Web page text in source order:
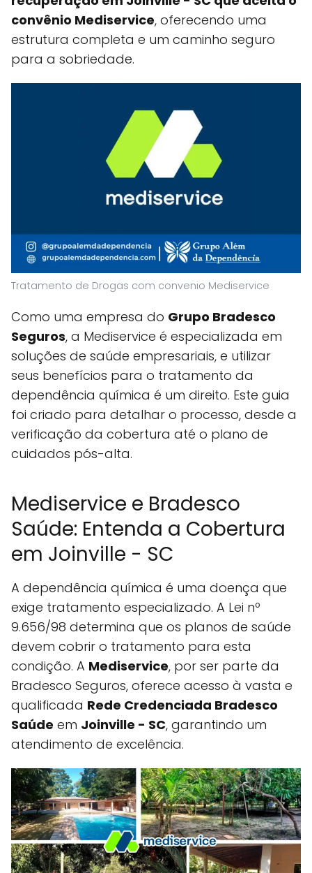
convênio Mediservice, oferecendo uma
estrutura completa e um caminho seguro
para a sobriedade.
Tratamento de Drogas com convenio Mediservice
Como uma empresa do Grupo Bradesco
Seguros, a Mediservice é especializada em
soluções de saúde empresariais, e utilizar
seus benefícios para o tratamento da
dependência química é um direito. Este guia
foi criado para detalhar o processo, desde a
verificação da cobertura até o plano de
cuidados pós-alta.
Mediservice e Bradesco
Saúde: Entenda a Cobertura
em Joinville - SC
A dependência química é uma doença que
exige tratamento especializado. A Lei nº
9.656/98 determina que os planos de saúde
devem cobrir o tratamento para esta
condição. A Mediservice, por ser parte da
Bradesco Seguros, oferece acesso à vasta e
qualificada Rede Credenciada Bradesco
Saúde em Joinville - SC, garantindo um
atendimento de excelência.